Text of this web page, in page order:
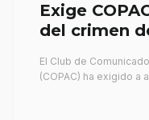
Exige
del crimen
El Club de
(COPAC) ha exigido